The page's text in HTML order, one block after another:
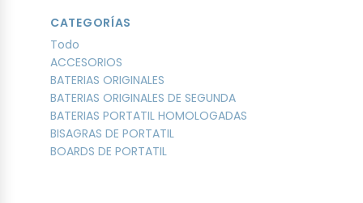
CATEGORÍAS
Todo
ACCESORIOS
BATERIAS ORIGINALES
BATERIAS ORIGINALES DE SEGUNDA
BATERIAS PORTATIL HOMOLOGADAS
BISAGRAS DE PORTATIL
BOARDS DE PORTATIL